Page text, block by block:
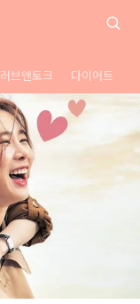
러브앤토크 다이어트